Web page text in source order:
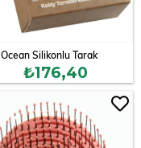
Ocean Silikonlu Tarak
₺176,40